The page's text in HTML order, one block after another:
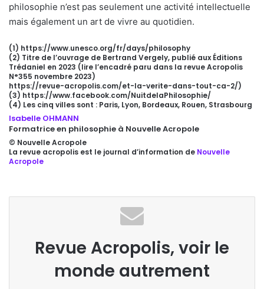
philosophie n’est pas seulement une activité intellectuelle
mais également un art de vivre au quotidien.
(1) https://www.unesco.org/fr/days/philosophy
(2) Titre de l’ouvrage de Bertrand Vergely, publié aux Éditions
Trédaniel en 2023 (lire l’encadré paru dans la revue Acropolis
N°355 novembre 2023)
https://revue-acropolis.com/et-la-verite-dans-tout-ca-2/)
(3) https://www.facebook.com/NuitdelaPhilosophie/
(4) Les cinq villes sont : Paris, Lyon, Bordeaux, Rouen, Strasbourg
Isabelle OHMANN
Formatrice en philosophie à Nouvelle Acropole
© Nouvelle Acropole
La revue acropolis est le journal d’information de Nouvelle
Acropole
Revue Acropolis, voir le
monde autrement